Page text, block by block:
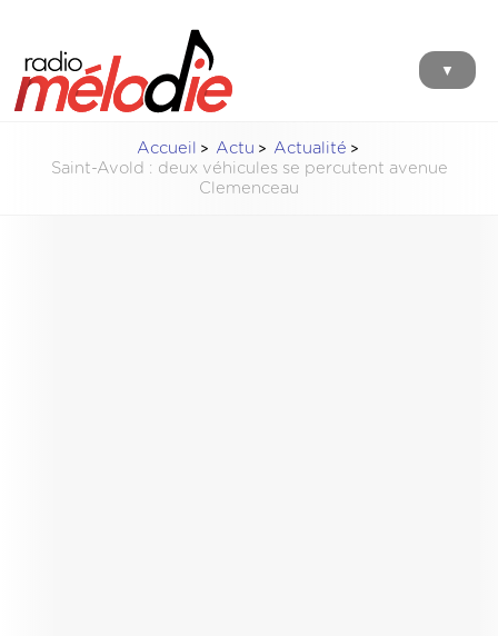
▼
Accueil Actu
Actualité
Saint-Avold : deux véhicules se percutent avenue
Clemenceau